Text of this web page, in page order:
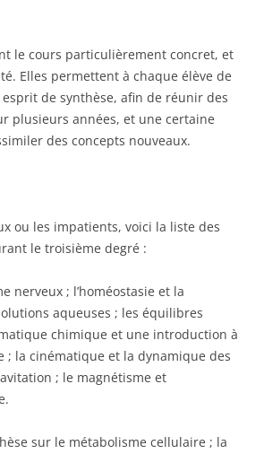
le cours particulièrement concret, et
Elles permettent à chaque élève de
de synthèse, afin de réunir des
plusieurs années, et une certaine
des concepts nouveaux.
ou les impatients, voici la liste des
le troisième degré :
nerveux ; l’homéostasie et la
aqueuses ; les équilibres
chimique et une introduction à
; la cinématique et la dynamique des
; le magnétisme et
sur le métabolisme cellulaire ; la